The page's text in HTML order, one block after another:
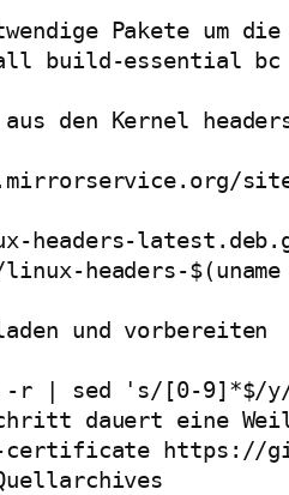
Pakete um
build-essential bc
aus den Kernel
headers-
headers-
und vorbereiten
-r | sed 's/[0-9]*$/
dauert eine
certificate https://